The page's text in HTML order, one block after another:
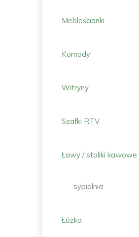
Meblościanki
Komody
Witryny
Szafki RTV
Ławy / stoliki kawowe
sypialnia
Łóżka